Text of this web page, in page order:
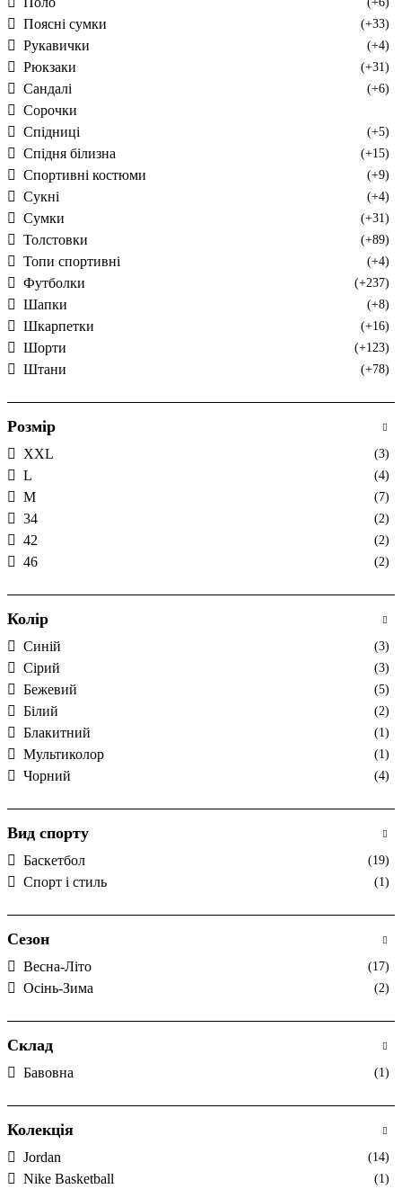
Поясні сумки (+33)
Рукавички (+4)
Рюкзаки (+31)
Сандалі (+6)
Сорочки
Спідниці
(+5)
Спідня білизна (+15)
Спортивні костюми (+9)
Сукні (+4)
Сумки (+31)
Толстовки (+89)
Топи спортивні (+4)
Футболки (+237)
Шапки (+8)
Шкарпетки (+16)
Шорти (+123)
Штани (+78)
Розмір
XXL (3)
L (4)
M (7)
34 (2)
42 (2)
46 (2)
Колір
Cиній (3)
Cірий (3)
Бежевий (5)
Білий (2)
Блакитний (1)
Мультиколор (1)
Чорний (4)
Вид спорту
Баскетбол (19)
Спорт і стиль (1)
Сезон
Весна-Літо (17)
Осінь-Зима (2)
Склад
Бавовна (1)
Колекція
Jordan (14)
Nike Basketball (1)